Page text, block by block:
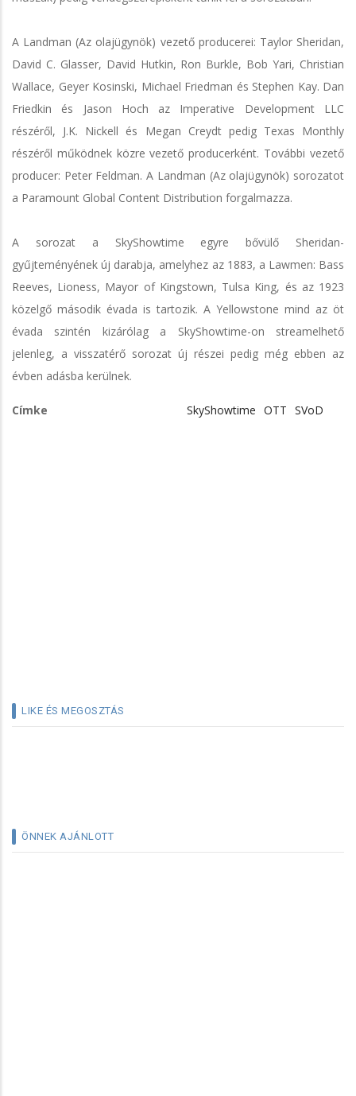
A Landman (Az olajügynök) vezető producerei: Taylor Sheridan,
David C. Glasser, David Hutkin, Ron Burkle, Bob Yari, Christian
Wallace, Geyer Kosinski, Michael Friedman és Stephen Kay. Dan
Friedkin és Jason Hoch az Imperative Development LLC
részéről, J.K. Nickell és Megan Creydt pedig Texas Monthly
részéről működnek közre vezető producerként. További vezető
producer: Peter Feldman. A Landman (Az olajügynök) sorozatot
a Paramount Global Content Distribution forgalmazza.
A sorozat a SkyShowtime egyre bővülő Sheridan-
gyűjteményének új darabja, amelyhez az 1883, a Lawmen: Bass
Reeves, Lioness, Mayor of Kingstown, Tulsa King, és az 1923
közelgő második évada is tartozik. A Yellowstone mind az öt
évada szintén kizárólag a SkyShowtime-on streamelhető
jelenleg, a visszatérő sorozat új részei pedig még ebben az
évben adásba kerülnek.
Címke SkyShowtime OTT SVoD
LIKE ÉS MEGOSZTÁS
ÖNNEK AJÁNLOTT